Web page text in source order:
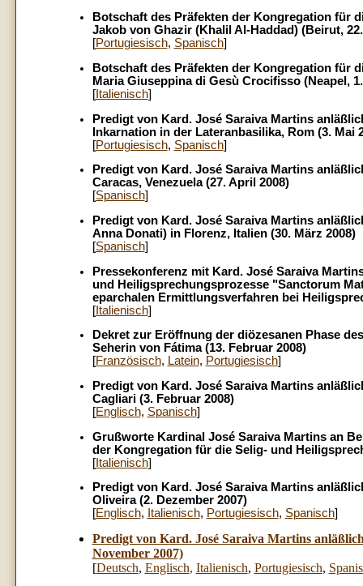
Botschaft des Präfekten der Kongregation für
Jakob von Ghazir (Khalil Al-Haddad) (Beirut,
[Portugiesisch, Spanisch]
Botschaft des Präfekten der Kongregation für
Maria Giuseppina di Gesù Crocifisso (Neapel,
[Italienisch]
Predigt von Kard. José Saraiva Martins
Inkarnation in der Lateranbasilika, Rom (3. Mai
[Portugiesisch, Spanisch]
Predigt von Kard. José Saraiva Martins
Caracas, Venezuela (27. April 2008)
[Spanisch]
Predigt von Kard. José Saraiva Martins
Anna Donati) in Florenz, Italien (30. März 2008)
[Spanisch]
Pressekonferenz mit Kard. José Saraiva
und Heiligsprechungsprozesse "Sanctorum
eparchalen Ermittlungsverfahren bei
[Italienisch]
Dekret zur Eröffnung der diözesanen Phase
Seherin von Fátima (13. Februar 2008)
[Französisch, Latein, Portugiesisch]
Predigt von Kard. José Saraiva Martins
Cagliari (3. Februar 2008)
[Englisch, Spanisch]
Grußworte Kardinal José Saraiva Martins an
der Kongregation für die Selig- und
[Italienisch]
Predigt von Kard. José Saraiva Martins
Oliveira (2. Dezember 2007)
[Englisch, Italienisch, Portugiesisch, Spanisch]
Predigt von Kard. José Saraiva Martins
November 2007)
[Deutsch, Englisch, Italienisch, Portugiesisch,